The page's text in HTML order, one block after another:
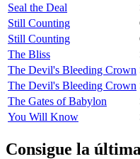
Seal the Deal
Still Counting
Still Counting
The Bliss
The Devil's Bleeding Crown
The Devil's Bleeding Crown
The Gates of Babylon
You Will Know
Consigue la